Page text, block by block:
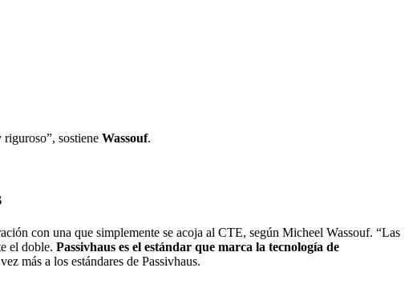
riguroso”, sostiene Wassouf.
con una que simplemente se acoja al CTE, según Micheel Wassouf. “Las
el doble. Passivhaus es el estándar que marca la tecnología de
más a los estándares de Passivhaus.